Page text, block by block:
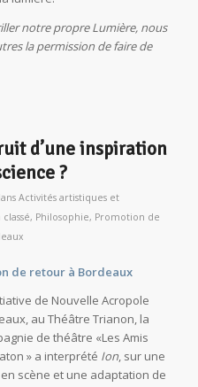
notre propre Lumière, nous
la permission de faire de
d’une inspiration
?
Activités artistiques et
classé, Philosophie, Promotion de
de retour à Bordeaux
de Nouvelle Acropole
au Théâtre Trianon, la
de théâtre «Les Amis
» a interprété Ion, sur une
scène et une adaptation de